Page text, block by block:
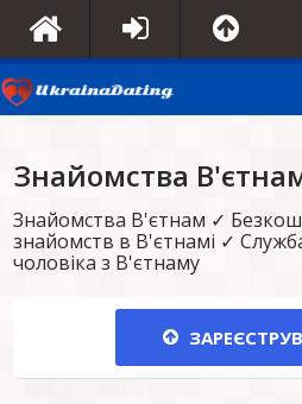
Знайомства
Знайомства В'єтнам ✓
знайомств в В'єтнамі ✓
чоловіка з В'єтнаму